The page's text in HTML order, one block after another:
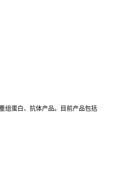
组蛋白、抗体产品。目前产品包括